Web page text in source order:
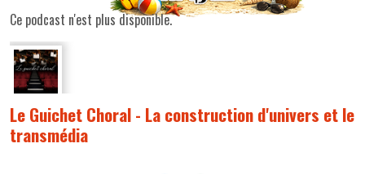
Ce podcast n'est plus disponible.
Le Guichet Choral - La construction d'univers et le
transmédia